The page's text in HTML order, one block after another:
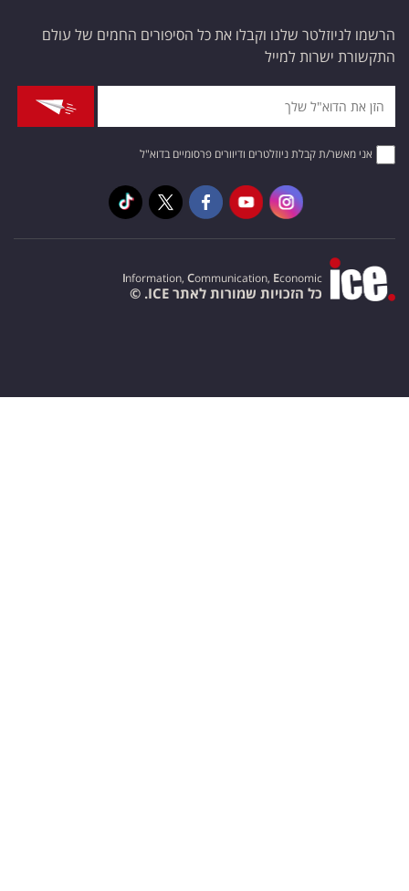
הרשמו לניוזלטר שלנו וקבלו את כל הסיפורים החמים של עולם
התקשורת ישרות למייל
אני מאשר/ת קבלת ניוזלטרים ודיוורים פרסומיים בדוא"ל
Information, Communication, Economic
כל הזכויות שמורות לאתר ICE. ©